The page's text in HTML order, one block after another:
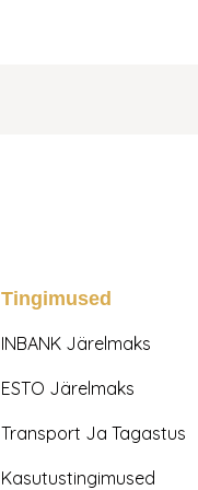
Tingimused
INBANK Järelmaks
ESTO Järelmaks
Transport Ja Tagastus
Kasutustingimused